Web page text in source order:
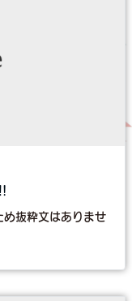
め抜粋文はありませ